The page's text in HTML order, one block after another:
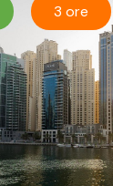
3 ore